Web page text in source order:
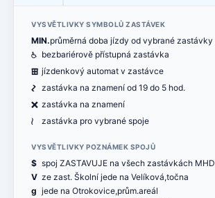
VYSVĚTLIVKY SYMBOLŮ ZASTÁVEK
MIN.průměrná doba jízdy od vybrané zastávky
@ bezbariérově přístupná zastávka
æ jízdenkový automat v zastávce
ó zastávka na znamení od 19 do 5 hod.
ë zastávka na znamení
< zastávka pro vybrané spoje
VYSVĚTLIVKY POZNÁMEK SPOJŮ
$ spoj ZASTAVUJE na všech zastávkách MHD
V ze zast. Školní jede na Velíková,točna
g jede na Otrokovice,prům.areál